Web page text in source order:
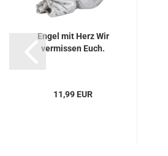
Engel mit Herz Wir
vermissen Euch.
11,99 EUR